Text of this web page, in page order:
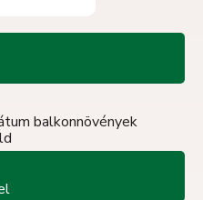
balkonnövények